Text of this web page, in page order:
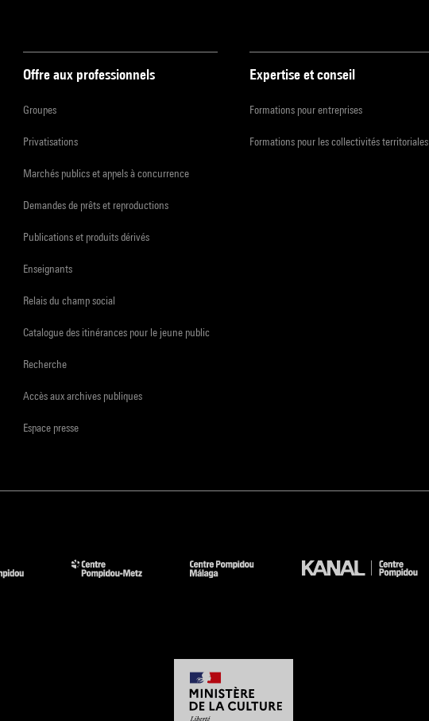
Offre aux professionnels
Groupes
Privatisations
Marchés publics et appels à concurrence
Demandes de prêts et reproductions
Publications et produits dérivés
Enseignants
Relais du champ social
Catalogue des itinérances pour le jeune public
Recherche
Accès aux archives publiques
Espace presse
Expertise et conseil
Formations pour entreprises
Formations pour les collectivités territoriales